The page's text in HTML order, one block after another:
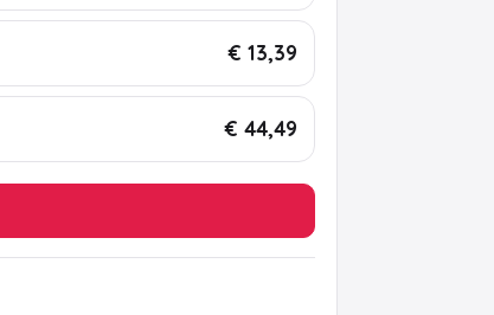
€ 13,39
€ 44,49